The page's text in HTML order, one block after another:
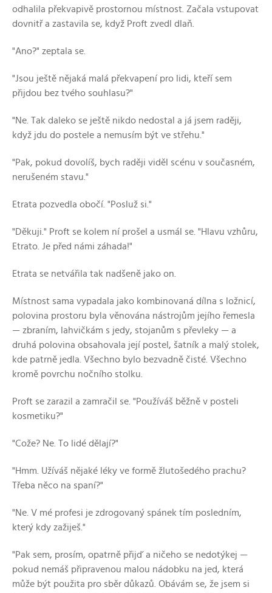
odhalila překvapivě prostornou místnost. Začala vstupovat
dovnitř a zastavila se, když Proft zvedl dlaň.
"Ano?" zeptala se.
"Jsou ještě nějaká malá překvapení pro lidi, kteří sem
přijdou bez tvého souhlasu?"
"Ne. Tak daleko se ještě nikdo nedostal a já jsem raději,
když jdu do postele a nemusím být ve střehu."
"Pak, pokud dovolíš, bych raději viděl scénu v současném,
nerušeném stavu."
Etrata pozvedla obočí. "Posluž si."
"Děkuji." Proft se kolem ní prošel a usmál se. "Hlavu vzhůru,
Etrato. Je před námi záhada!"
Etrata se netvářila tak nadšeně jako on.
Místnost sama vypadala jako kombinovaná dílna s ložnicí,
polovina prostoru byla věnována nástrojům jejího řemesla
— zbraním, lahvičkám s jedy, stojanům s převleky — a
druhá polovina obsahovala její postel, šatník a malý stolek,
kde patrně jedla. Všechno bylo bezvadně čisté. Všechno
kromě povrchu nočního stolku.
Proft se zarazil a zamračil se. "Používáš běžně v posteli
kosmetiku?"
"Cože? Ne. To lidé dělají?"
"Hmm. Užíváš nějaké léky ve formě žlutošedého prachu?
Třeba něco na spaní?"
"Ne. V mé profesi je zdrogovaný spánek tím posledním,
který kdy zažiješ."
"Pak sem, prosím, opatrně přijď a ničeho se nedotýkej —
pokud nemáš připravenou malou nádobku na jed, která
může být použita pro sběr důkazů. Obávám se, že jsem si